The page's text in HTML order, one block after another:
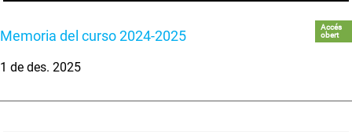
Memoria del curso 2024-2025
Accés
obert
1 de des. 2025